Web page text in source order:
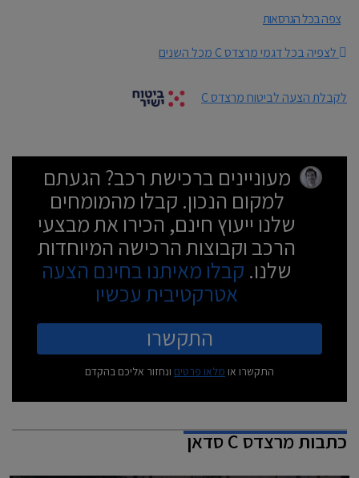
צפה בכל הגרסאות
לצפיה בכל דגמי מרצדס C מכל השנים
לקבלת הצעה לביטוח מרצדס C
מעוניינים ברכישת רכב? הגעתם
למקום הנכון. קבלו מהמומחים
שלנו ייעוץ חינם, הכירו את מבצעי
הרכב וקבוצות הרכישה המיוחדות
שלנו. קבלו מאיתנו בחינם הצעה
אטרקטיבית עכשיו
התקשרו
התקשרו או מלאו פרטים ונחזור אליכם בהקדם
כתבותמרצדס C סדאן